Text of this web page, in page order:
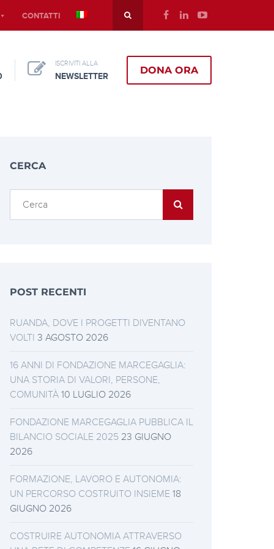
CONTATTI
ISCRIVITI ALLA
NEWSLETTER
DONA ORA
CERCA
POST RECENTI
RUANDA, DOVE I PROGETTI DIVENTANO
VOLTI 3 AGOSTO 2026
16 ANNI DI FONDAZIONE MARCEGAGLIA:
UNA STORIA DI VALORI, PERSONE,
COMUNITÀ 10 LUGLIO 2026
FONDAZIONE MARCEGAGLIA PUBBLICA IL
BILANCIO SOCIALE 2025 23 GIUGNO
2026
FORMAZIONE, LAVORO E AUTONOMIA:
UN PERCORSO COSTRUITO INSIEME 18
GIUGNO 2026
COSTRUIRE AUTONOMIA ATTRAVERSO